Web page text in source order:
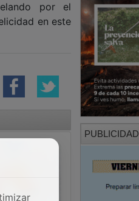
por el
en este
PUBLICIDAD